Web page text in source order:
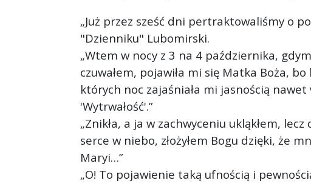
„Już przez sześć dni pertraktowaliśmy o
"Dzienniku" Lubomirski.
„Wtem w nocy z 3 na 4 października,
czuwałem, pojawiła mi się Matka Boża,
których noc zajaśniała mi jasnością
'Wytrwałość'.”
„Znikła, a ja w zachwyceniu ukląkłem,
serce w niebo, złożyłem Bogu dzięki, że
Maryi…”
„O! To pojawienie taką ufnością i